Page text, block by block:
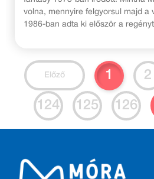
volna, mennyire felgyorsul majd a
1986-ban adta ki először a
bölcs kislány bátorsága a
július 23-án kerül a magyar
szinkronizált német családi
rendezésében.
Előző 1 2
124 125 126